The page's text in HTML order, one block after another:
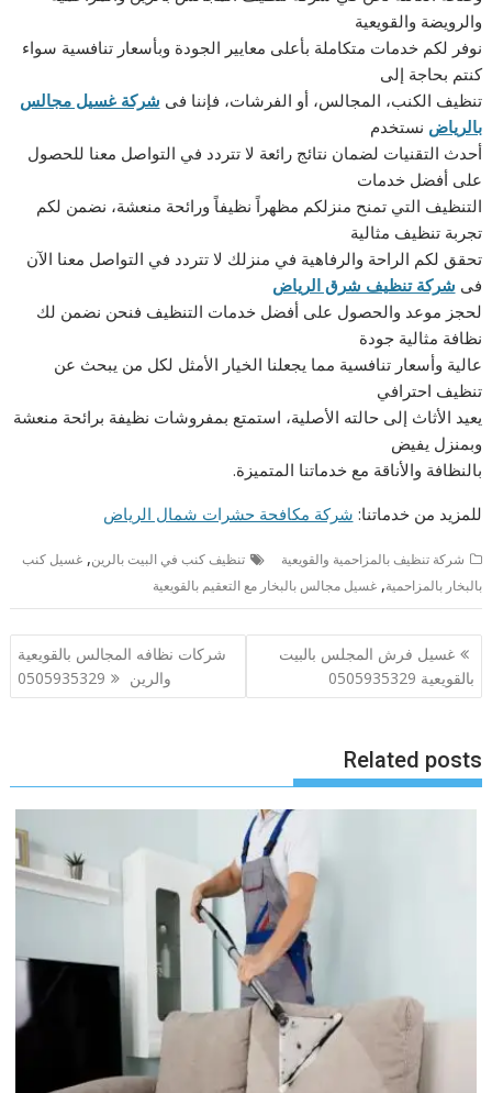
والرويضة والقويعية
نوفر لكم خدمات متكاملة بأعلى معايير الجودة وبأسعار تنافسية سواء
كنتم بحاجة إلى
تنظيف الكنب، المجالس، أو الفرشات، فإننا فى شركة غسيل مجالس
بالرياض نستخدم
أحدث التقنيات لضمان نتائج رائعة لا تتردد في التواصل معنا للحصول
على أفضل خدمات
التنظيف التي تمنح منزلكم مظهراً نظيفاً ورائحة منعشة، نضمن لكم
تجربة تنظيف مثالية
تحقق لكم الراحة والرفاهية في منزلك لا تتردد في التواصل معنا الآن
فى شركة تنظيف شرق الرياض
لحجز موعد والحصول على أفضل خدمات التنظيف فنحن نضمن لك
نظافة مثالية جودة
عالية وأسعار تنافسية مما يجعلنا الخيار الأمثل لكل من يبحث عن
تنظيف احترافي
يعيد الأثاث إلى حالته الأصلية، استمتع بمفروشات نظيفة برائحة منعشة
وبمنزل يفيض
بالنظافة والأناقة مع خدماتنا المتميزة.
للمزيد من خدماتنا: شركة مكافحة حشرات شمال الرياض
شركة تنظيف بالمزاحمية والقويعية تنظيف كنب في البيت بالرين,غسيل كنب
بالبخار بالمزاحمية,غسيل مجالس بالبخار مع التعقيم بالقويعية
تصفّح
المقالات
غسيل فرش المجلس بالبيت
بالقويعية 0505935329
شركات نظافه المجالس بالقويعية
والرين 0505935329
Related posts